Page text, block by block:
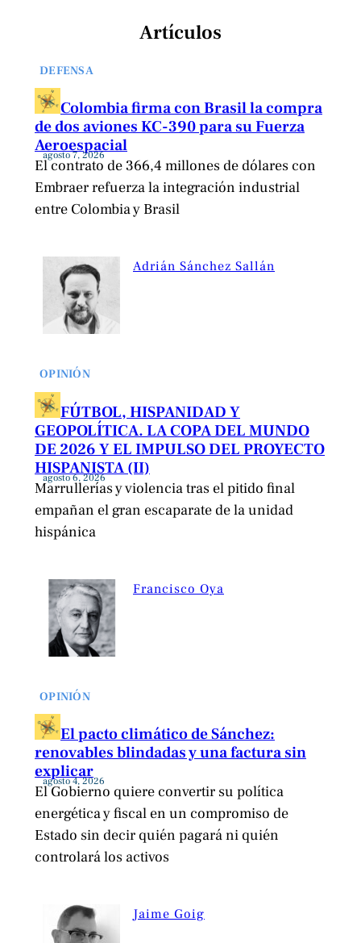
Artículos
DEFENSA
Colombia firma con Brasil la compra
de dos aviones KC-390 para su Fuerza
Aeroespacial
agosto 7, 2026
El contrato de 366,4 millones de dólares con
Embraer refuerza la integración industrial
entre Colombia y Brasil
Adrián Sánchez Sallán
OPINIÓN
FÚTBOL, HISPANIDAD Y
GEOPOLÍTICA. LA COPA DEL MUNDO
DE 2026 Y EL IMPULSO DEL PROYECTO
HISPANISTA (II)
agosto 6, 2026
Marrullerías y violencia tras el pitido final
empañan el gran escaparate de la unidad
hispánica
Francisco Oya
OPINIÓN
El pacto climático de Sánchez:
renovables blindadas y una factura sin
explicar
agosto 4, 2026
El Gobierno quiere convertir su política
energética y fiscal en un compromiso de
Estado sin decir quién pagará ni quién
controlará los activos
Jaime Goig